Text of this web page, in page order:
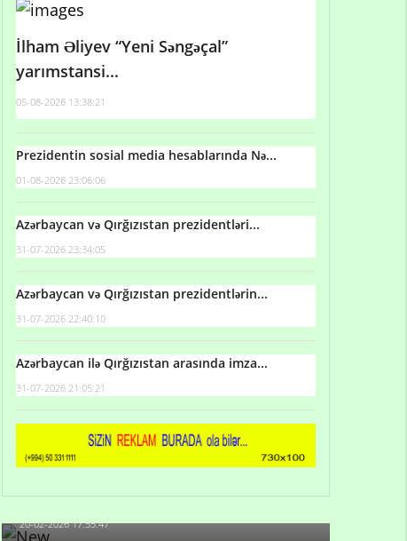
İlham Əliyev “Yeni Səngəçal”
yarımstansi...
05-08-2026 13:38:21
Prezidentin sosial media hesablarında Nə...
01-08-2026 23:06:06
Azərbaycan və Qırğızıstan prezidentləri...
31-07-2026 23:34:05
Azərbaycan və Qırğızıstan prezidentlərin...
31-07-2026 22:40:10
Azərbaycan ilə Qırğızıstan arasında imza...
31-07-2026 21:05:21
artıb?
20-02-2026 17:55:47
Məni bura NAZİR GÖNDƏRİB - 1937-ci ildən